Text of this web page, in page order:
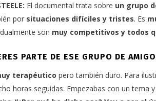
El documental trata sobre un grupo
por situaciones difíciles y tristes. Es
son muy competitivos y todos
PARTE DE ESE GRUPO DE
terapéutico pero también duro. Para
horas seguidas. Empezabas con un